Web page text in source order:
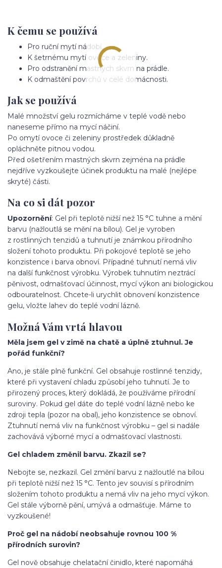
K čemu se používá
Pro ruční mytí nádobí.
K šetrnému mytí ovoce a zeleniny.
Pro odstranění mastných skvrn na prádle.
K odmaštění povrchů v celé domácnosti.
Jak se používá
Malé množství gelu rozmícháme v teplé vodě nebo
naneseme přímo na mycí náčiní.
Po omytí ovoce či zeleniny prostředek důkladně
opláchněte pitnou vodou.
Před ošetřením mastných skvrn zejména na prádle
nejdříve vyzkoušejte účinek produktu na malé (nejlépe
skryté) části.
Na co si dát pozor
Upozornění: Gel při teplotě nižší než 15 °C tuhne a mění
barvu (nažloutlá se mění na bílou). Gel je vyroben
z rostlinných tenzidů a tuhnutí je známkou přírodního
složení tohoto produktu. Při pokojové teplotě se jeho
konzistence i barva obnoví. Případné tuhnutí nemá vliv
na další funkčnost výrobku. Výrobek tuhnutím neztrácí
pěnivost, odmašťovací účinnost, mycí výkon ani biologickou
odbouratelnost. Chcete-li urychlit obnovení konzistence
gelu, vložte lahev do teplé vodní lázně.
Možná Vám vrtá hlavou
Měla jsem gel v zimě na chatě a úplně ztuhnul. Je
pořád funkční?
Ano, je stále plně funkční. Gel obsahuje rostlinné tenzidy,
které při vystavení chladu způsobí jeho tuhnutí. Je to
přirozený proces, který dokládá, že používáme přírodní
suroviny. Pokud gel dáte do teplé vodní lázně nebo ke
zdroji tepla (pozor na obal), jeho konzistence se obnoví.
Ztuhnutí nemá vliv na funkčnost výrobku – gel si nadále
zachovává výborné mycí a odmašťovací vlastnosti.
Gel chladem změnil barvu. Zkazil se?
Nebojte se, nezkazil. Gel změní barvu z nažloutlé na bílou
při teplotě nižší než 15 °C. Tento jev souvisí s přírodním
složením tohoto produktu a nemá vliv na jeho mycí výkon.
Gel stále výborně pění, umývá a odmašťuje. Máme to
vyzkoušené!
Proč gel na nádobí neobsahuje rovnou 100 %
přírodních surovin?
Gel nově obsahuje chelatační činidlo, které napomáhá